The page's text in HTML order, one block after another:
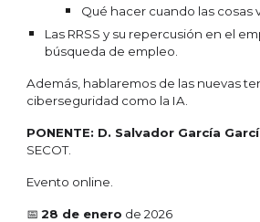
Qué hacer cuando las cosas
Las RRSS y su repercusión en el
búsqueda de empleo.
Además, hablaremos de las nuevas
ciberseguridad como la IA.
PONENTE: D. Salvador García
SECOT.
Evento online.
📅28 de enero de 2026